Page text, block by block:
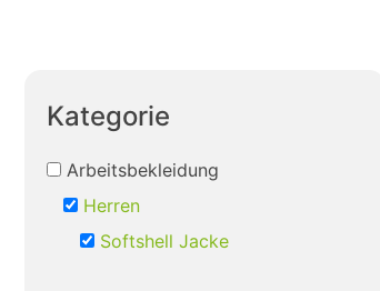
Kategorie
Arbeitsbekleidung
Herren
Softshell Jacke